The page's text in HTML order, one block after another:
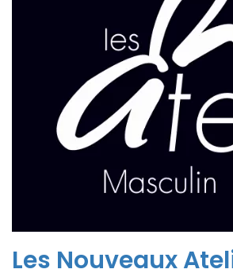
Les Nouveaux